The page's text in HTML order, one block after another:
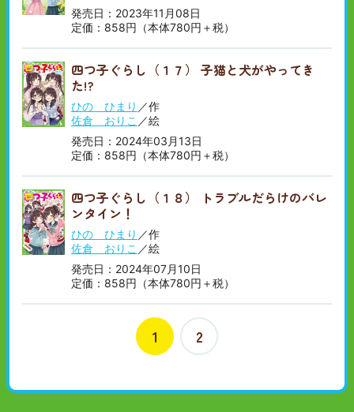
発売日：2023年11月08日
定価：858円（本体780円＋税）
四つ子ぐらし（１７） 子猫と犬がやってき
た!?
ひの ひまり ／作
佐倉 おりこ ／絵
発売日：2024年03月13日
定価：858円（本体780円＋税）
四つ子ぐらし（１８） トラブルだらけのバレ
ンタイン！
ひの ひまり ／作
佐倉 おりこ ／絵
発売日：2024年07月10日
定価：858円（本体780円＋税）
1 2